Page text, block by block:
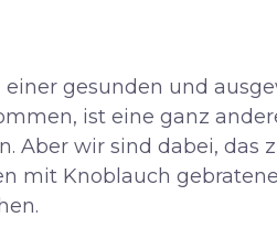
gesunden und
ist eine ganz
Aber wir sind dabei, das
mit Knoblauch